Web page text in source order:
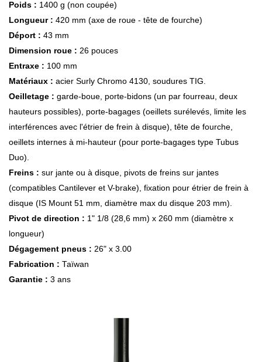
Poids : 1400 g (non coupée)
Longueur : 420 mm (axe de roue - tête de fourche)
Déport : 43 mm
Dimension roue : 26 pouces
Entraxe : 100 mm
Matériaux : acier Surly Chromo 4130, soudures TIG.
Oeilletage : garde-boue, porte-bidons (un par fourreau, deux
hauteurs possibles), porte-bagages (oeillets surélevés, limite les
interférences avec l'étrier de frein à disque), tête de fourche,
oeillets internes à mi-hauteur (pour porte-bagages type Tubus
Duo).
Freins : sur jante ou à disque, pivots de freins sur jantes
(compatibles Cantilever et V-brake), fixation pour étrier de frein à
disque (IS Mount 51 mm, diamètre max du disque 203 mm).
Pivot de direction : 1" 1/8 (28,6 mm) x 260 mm (diamètre x
longueur)
Dégagement pneus : 26" x 3.00
Fabrication : Taïwan
Garantie : 3 ans